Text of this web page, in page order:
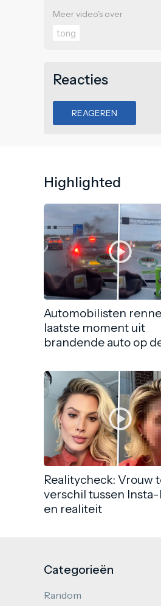
Meer video's over
tong
Reacties
REAGEREN
Highlighted
Automobilisten
laatste moment uit
brandende auto op
Realitycheck: Vrouw
verschil tussen
en realiteit
Categorieën
Random